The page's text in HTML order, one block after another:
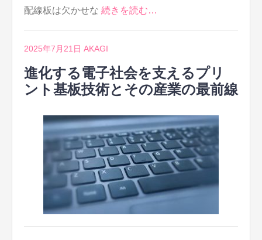
配線板は欠かせな 続きを読む…
2025年7月21日 AKAGI
進化する電子社会を支えるプリ
ント基板技術とその産業の最前線